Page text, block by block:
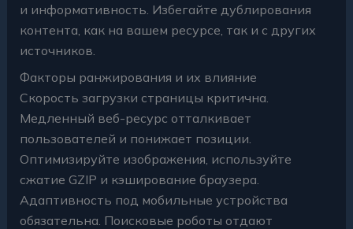
и информативность. Избегайте дублирования
контента, как на вашем ресурсе, так и с других
источников.
Факторы ранжирования и их влияние
Скорость загрузки страницы критична.
Медленный веб-ресурс отталкивает
пользователей и понижает позиции.
Оптимизируйте изображения, используйте
сжатие GZIP и кэширование браузера.
Адаптивность под мобильные устройства
обязательна. Поисковые роботы отдают